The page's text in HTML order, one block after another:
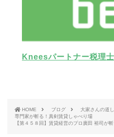
Kneesパートナー税理
HOME ブログ
大家さんの道
専門家が斬る！真剣賃貸しゃべり場
【第４５８回】賃貸経営のプロ廣田 裕司が